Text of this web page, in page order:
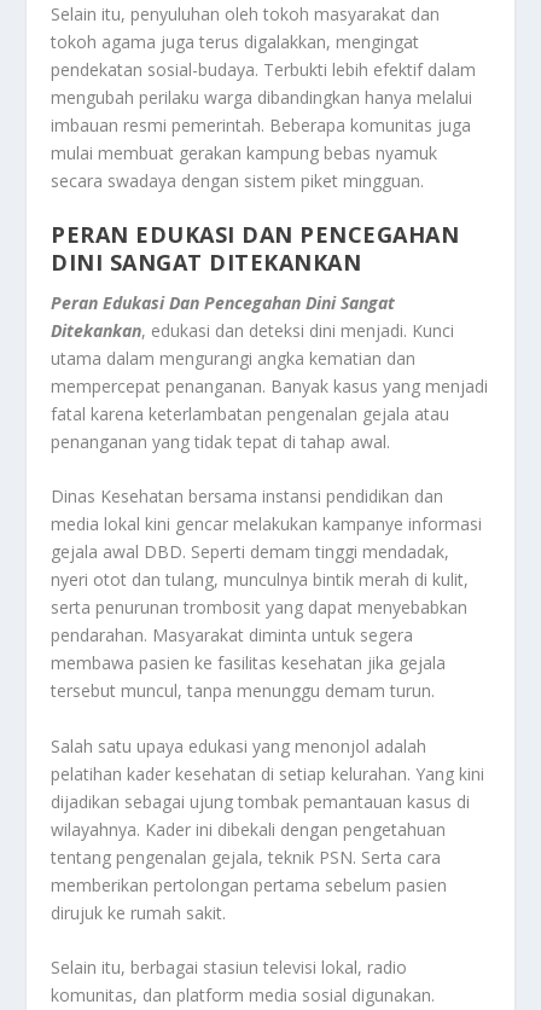
Selain itu, penyuluhan oleh tokoh masyarakat dan
tokoh agama juga terus digalakkan, mengingat
pendekatan sosial-budaya. Terbukti lebih efektif dalam
mengubah perilaku warga dibandingkan hanya melalui
imbauan resmi pemerintah. Beberapa komunitas juga
mulai membuat gerakan kampung bebas nyamuk
secara swadaya dengan sistem piket mingguan.
PERAN EDUKASI DAN PENCEGAHAN
DINI SANGAT DITEKANKAN
Peran Edukasi Dan Pencegahan Dini Sangat
Ditekankan, edukasi dan deteksi dini menjadi. Kunci
utama dalam mengurangi angka kematian dan
mempercepat penanganan. Banyak kasus yang menjadi
fatal karena keterlambatan pengenalan gejala atau
penanganan yang tidak tepat di tahap awal.
Dinas Kesehatan bersama instansi pendidikan dan
media lokal kini gencar melakukan kampanye informasi
gejala awal DBD. Seperti demam tinggi mendadak,
nyeri otot dan tulang, munculnya bintik merah di kulit,
serta penurunan trombosit yang dapat menyebabkan
pendarahan. Masyarakat diminta untuk segera
membawa pasien ke fasilitas kesehatan jika gejala
tersebut muncul, tanpa menunggu demam turun.
Salah satu upaya edukasi yang menonjol adalah
pelatihan kader kesehatan di setiap kelurahan. Yang kini
dijadikan sebagai ujung tombak pemantauan kasus di
wilayahnya. Kader ini dibekali dengan pengetahuan
tentang pengenalan gejala, teknik PSN. Serta cara
memberikan pertolongan pertama sebelum pasien
dirujuk ke rumah sakit.
Selain itu, berbagai stasiun televisi lokal, radio
komunitas, dan platform media sosial digunakan.